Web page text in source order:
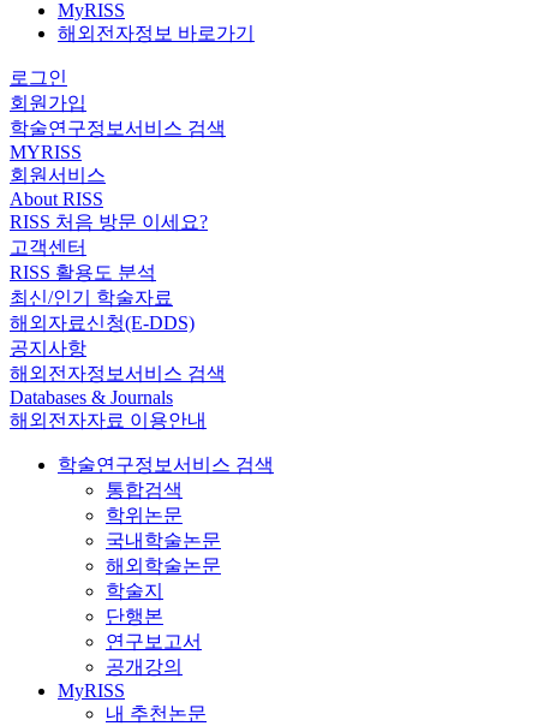
MyRISS
해외전자정보 바로가기
로그인
회원가입
학술연구정보서비스 검색
MYRISS
회원서비스
About RISS
RISS 처음 방문 이세요?
고객센터
RISS 활용도 분석
최신/인기 학술자료
해외자료신청(E-DDS)
공지사항
해외전자정보서비스 검색
Databases & Journals
해외전자자료 이용안내
학술연구정보서비스 검색
통합검색
학위논문
국내학술논문
해외학술논문
학술지
단행본
연구보고서
공개강의
MyRISS
내 추천논문